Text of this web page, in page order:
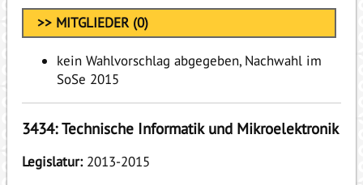
>> MITGLIEDER (0)
kein Wahlvorschlag abgegeben, Nachwahl im
SoSe 2015
3434: Technische Informatik und Mikroelektronik
Legislatur:2013-2015